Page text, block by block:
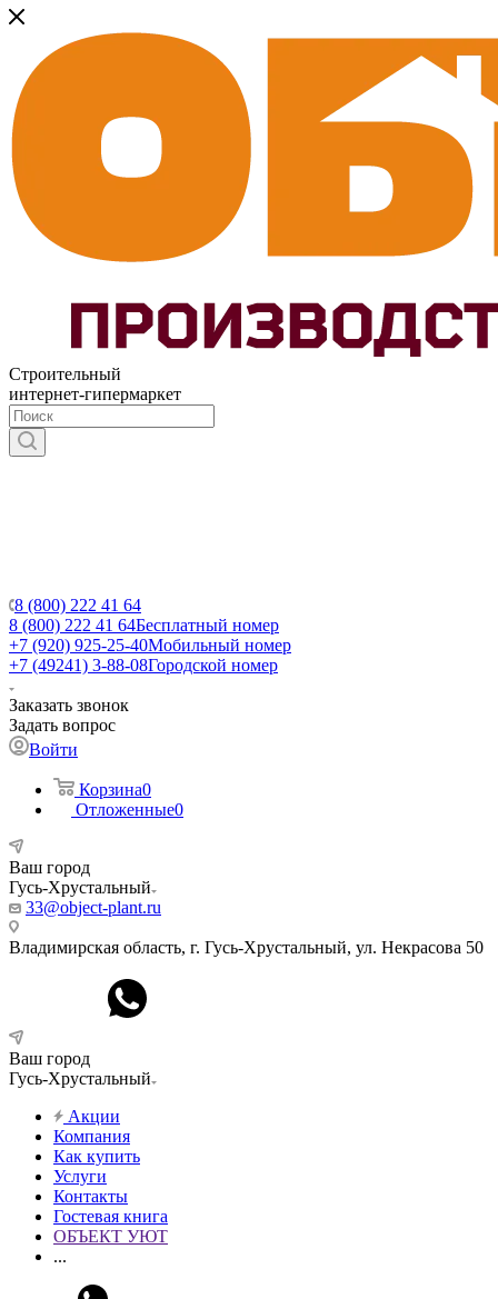
Строительный
интернет-гипермаркет
8 (800) 222 41 64
8 (800) 222 41 64Бесплатный номер
+7 (920) 925-25-40Мобильный номер
+7 (49241) 3-88-08Городской номер
Заказать звонок
Задать вопрос
Войти
Корзина0
Отложенные0
Ваш город
Гусь-Хрустальный
33@object-plant.ru
Владимирская область, г. Гусь-Хрустальный, ул. Некрасова 50
Ваш город
Гусь-Хрустальный
Акции
Компания
Как купить
Услуги
Контакты
Гостевая книга
ОБЪЕКТ УЮТ
...